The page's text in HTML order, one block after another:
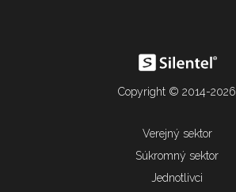
Copyright © 2014-2026
Verejný sektor
Súkromný sektor
Jednotlivci